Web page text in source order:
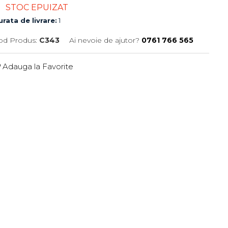
STOC EPUIZAT
de livrare:1
Produs: C343 Ai nevoie de ajutor? 0761 766 565
Adauga la Favorite